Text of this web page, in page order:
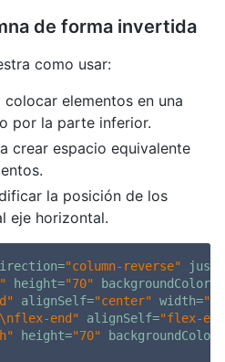
de forma invertida
como usar:
colocar elementos en una
por la parte inferior.
crear espacio equivalente
la posición de los
eje horizontal.
="column-reverse"
height="70" backgroundColor
alignSelf="center" width=
end" alignSelf="flex-
height="70" backgroundColor